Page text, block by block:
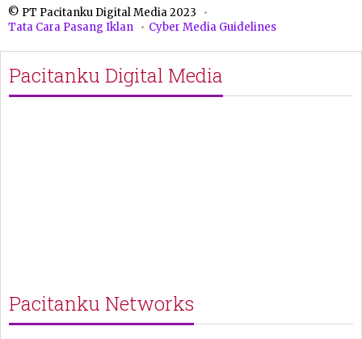
© PT Pacitanku Digital Media 2023
Tata Cara Pasang Iklan
Cyber Media Guidelines
Pacitanku Digital Media
Pacitanku Networks